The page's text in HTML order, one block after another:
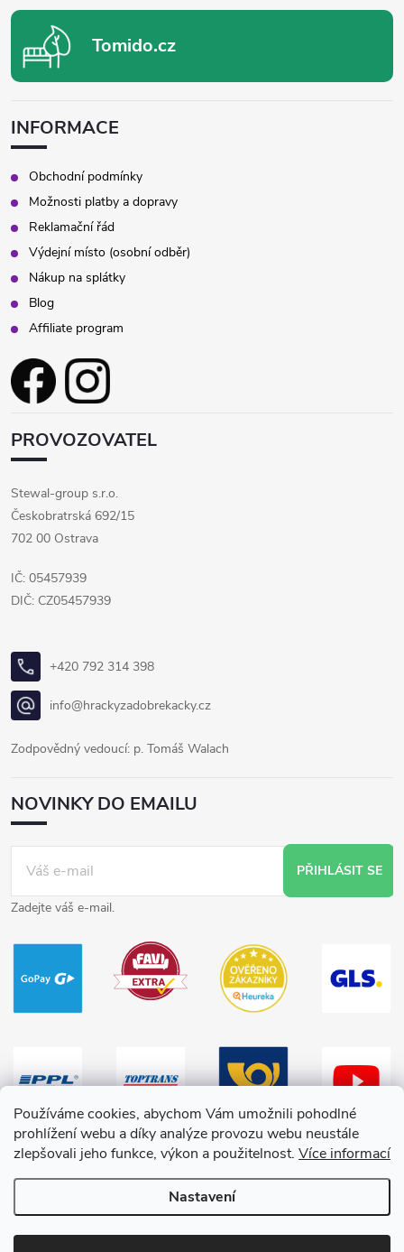
Používáme cookies, abychom Vám umožnili pohodlné
prohlížení webu a díky analýze provozu webu neustále
zlepšovali jeho funkce, výkon a použitelnost. Více informací
Nastavení
Tomido.cz
INFORMACE
Obchodní podmínky
Možnosti platby a dopravy
Reklamační řád
Výdejní místo (osobní odběr)
Nákup na splátky
Blog
Affiliate program
PROVOZOVATEL
Stewal-group s.r.o.
Českobratrská 692/15
702 00 Ostrava
IČ: 05457939
DIČ: CZ05457939
+420 792 314 398
info@hrackyzadobrekacky.cz
Zodpovědný vedoucí: p. Tomáš Walach
NOVINKY DO EMAILU
PŘIHLÁSIT SE
Zadejte váš e-mail.